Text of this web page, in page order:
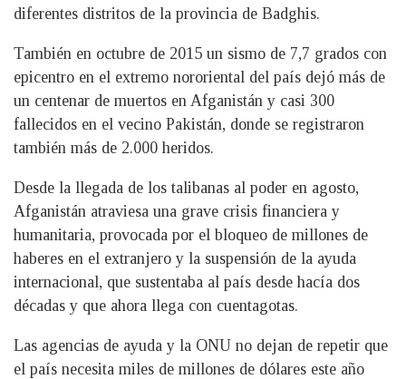
diferentes distritos de la provincia de Badghis.
También en octubre de 2015 un sismo de 7,7 grados con
epicentro en el extremo nororiental del país dejó más de
un centenar de muertos en Afganistán y casi 300
fallecidos en el vecino Pakistán, donde se registraron
también más de 2.000 heridos.
Desde la llegada de los talibanas al poder en agosto,
Afganistán atraviesa una grave crisis financiera y
humanitaria, provocada por el bloqueo de millones de
haberes en el extranjero y la suspensión de la ayuda
internacional, que sustentaba al país desde hacía dos
décadas y que ahora llega con cuentagotas.
Las agencias de ayuda y la ONU no dejan de repetir que
el país necesita miles de millones de dólares este año